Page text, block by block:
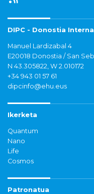
DIPC - Donostia
Manuel Lardizabal 4
E20018 Donostia / San
N 43.305822, W 2.010172
+34 943 01 57 61
dipcinfo@ehu.eus
Ikerketa
Quantum
Nano
Life
Cosmos
Patronatua